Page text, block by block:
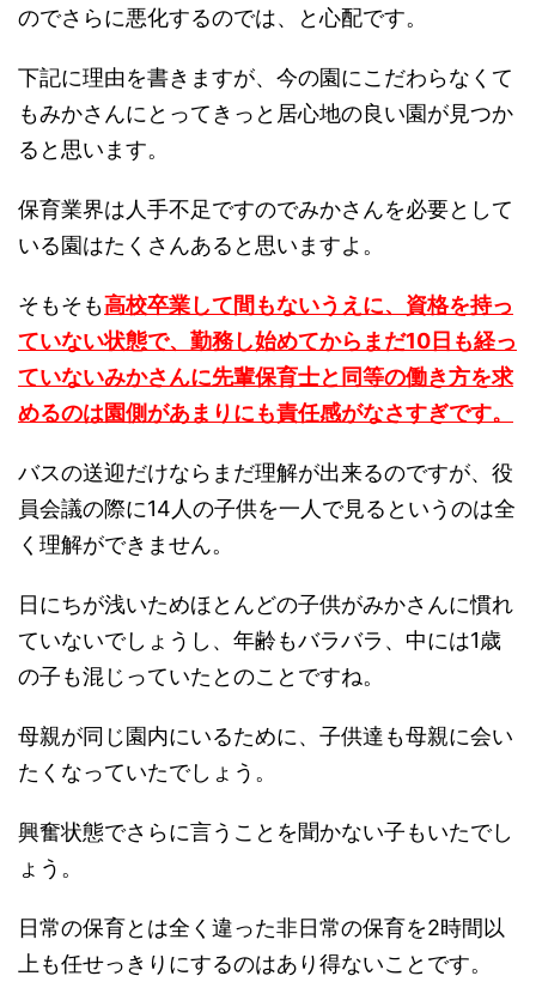
のでさらに悪化するのでは、と心配です。
下記に理由を書きますが、今の園にこだわらなくて
もみかさんにとってきっと居心地の良い園が見つか
ると思います。
保育業界は人手不足ですのでみかさんを必要として
いる園はたくさんあると思いますよ。
そもそも高校卒業して間もないうえに、資格を持っ
ていない状態で、勤務し始めてからまだ10日も経っ
ていないみかさんに先輩保育士と同等の働き方を求
めるのは園側があまりにも責任感がなさすぎです。
バスの送迎だけならまだ理解が出来るのですが、役
員会議の際に14人の子供を一人で見るというのは全
く理解ができません。
日にちが浅いためほとんどの子供がみかさんに慣れ
ていないでしょうし、年齢もバラバラ、中には1歳
の子も混じっていたとのことですね。
母親が同じ園内にいるために、子供達も母親に会い
たくなっていたでしょう。
興奮状態でさらに言うことを聞かない子もいたでし
ょう。
日常の保育とは全く違った非日常の保育を2時間以
上も任せっきりにするのはあり得ないことです。